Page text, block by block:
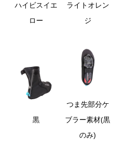
ハイビスイエ
ロー
ライトオレン
ジ
黒
つま先部分ケ
ブラー素材(黒
のみ)